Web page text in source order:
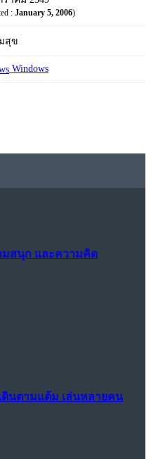
: January 5, 2006)
สุข
Windows
มสนุก และความคิด
ดินตามแต้ม เล่นหลายคน